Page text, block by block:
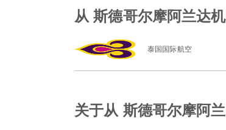
从 斯德哥尔摩阿兰达
泰国国际航空
关于从 斯德哥尔摩阿